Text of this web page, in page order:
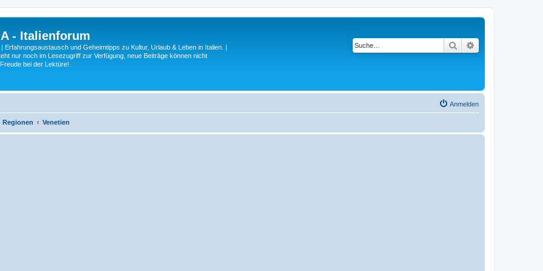
- Italienforum
Erfahrungsaustausch und Geheimtipps zu Kultur, Urlaub & Leben in Italien. |
nur noch im Lesezugriff zur Verfügung, neue Beiträge können nicht
bei der Lektüre!
Suche
Anmelden
Regionen Venetien